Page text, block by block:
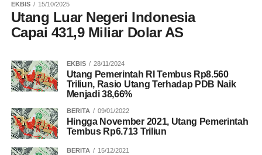
EKBIS 15/10/2025
Utang Luar Negeri Indonesia
Capai 431,9 Miliar Dolar AS
EKBIS 28/11/2024
Utang Pemerintah RI Tembus Rp8.560
Triliun, Rasio Utang Terhadap PDB Naik
Menjadi 38,66%
BERITA 09/01/2022
Hingga November 2021, Utang Pemerintah
Tembus Rp6.713 Triliun
BERITA 15/12/2021